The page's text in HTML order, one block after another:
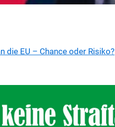
die EU – Chance oder Risiko?